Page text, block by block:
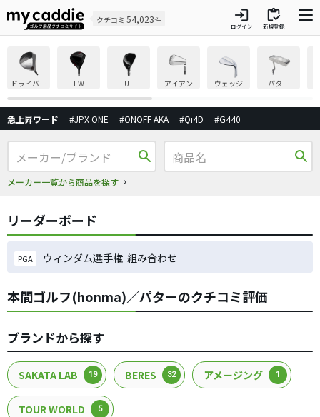
クチコミ 54,023件 login
ログイン
inventory
新規登録
ドライバー FW UT アイアン ウェッジ パター
急上昇ワード #JPX ONE #ONOFF AKA #Qi4D #G440
search
メーカー一覧から商品を探す
search
リーダーボード
PGA ウィンダム選手権 組み合わせ
本間ゴルフ(honma)／パターのクチコミ評価
ブランドから探す
SAKATA LAB 19 BERES 32 アメージング 1
TOUR WORLD 5